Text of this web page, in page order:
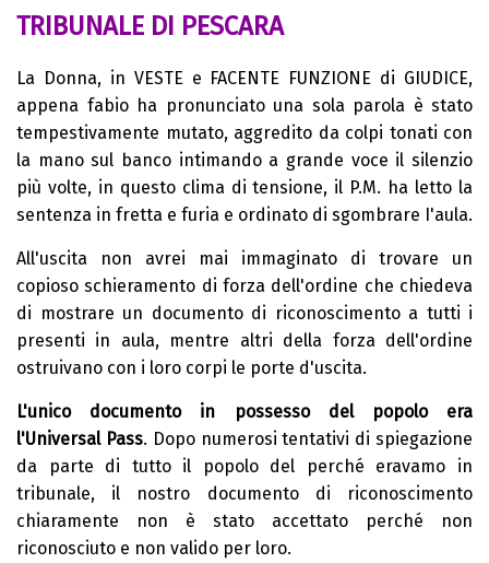
TRIBUNALE DI PESCARA
La Donna, in VESTE e FACENTE FUNZIONE di GIUDICE,
appena fabio ha pronunciato una sola parola è stato
tempestivamente mutato, aggredito da colpi tonati con
la mano sul banco intimando a grande voce il silenzio
più volte, in questo clima di tensione, il P.M. ha letto la
sentenza in fretta e furia e ordinato di sgombrare I'aula.
All'uscita non avrei mai immaginato di trovare un
copioso schieramento di forza dell'ordine che chiedeva
di mostrare un documento di riconoscimento a tutti i
presenti in aula, mentre altri della forza dell'ordine
ostruivano con i loro corpi le porte d'uscita.
L'unico documento in possesso del popolo era
l'Universal Pass. Dopo numerosi tentativi di spiegazione
da parte di tutto il popolo del perché eravamo in
tribunale, il nostro documento di riconoscimento
chiaramente non è stato accettato perché non
riconosciuto e non valido per loro.